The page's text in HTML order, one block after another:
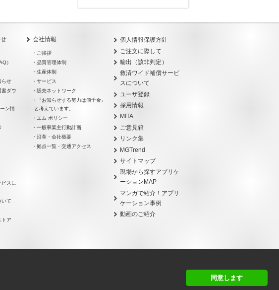
同意します
）
らせ
書ダウ
ン情
ビスに
いて
トア
会社情報
・ご挨拶
・品質管理体制
・生産体制
・サービス
・販売ネットワーク
・『お知らせする努力は値千金』
と考えています。
・エム ポリシー
・一般事業主行動計画
・沿革・会社概要
・拠点一覧・交通アクセス
個人情報保護方針
ご注文に際して
輸出（該非判定）
救済ワイド補償サービ
スについて
ユーザ登録
採用情報
MITA
ご意見箱
リンク集
MGTrend
サイトマップ
現場から探すアプリケ
ーションMAP
マンガで紹介！アプリ
ケーション事例
動画のご紹介